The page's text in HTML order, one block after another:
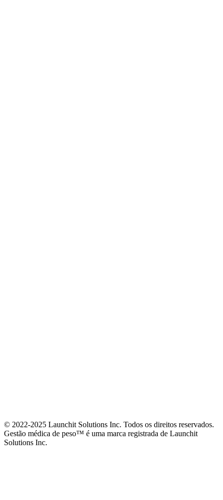
© 2022-2025 Launchit Solutions Inc. Todos os direitos reservados.
Gestão médica de peso™ é uma marca registrada de Launchit
Solutions Inc.